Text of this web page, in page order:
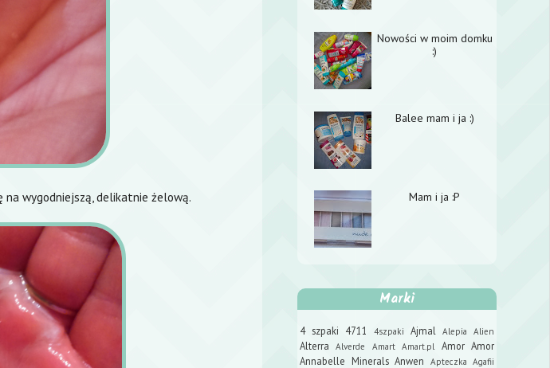
na wygodniejszą, delikatnie żelową.
Nowości w moim domku
:)
Balee mam i ja :)
Mam i ja :P
Marki
4 szpaki 4711 4szpaki Ajmal Alepia Alien
Alterra Alverde Amart Amart.pl
Amor Amor
Annabelle Minerals Anwen Apteczka Agafii